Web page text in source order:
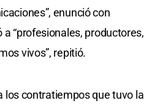
enunció con
“profesionales, productores,
vivos”, repitió.
los contratiempos que tuvo la